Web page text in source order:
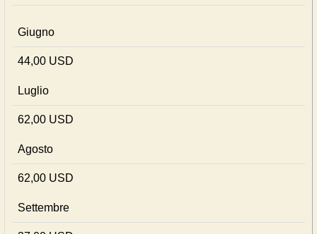
Giugno
44,00 USD
Luglio
62,00 USD
Agosto
62,00 USD
Settembre